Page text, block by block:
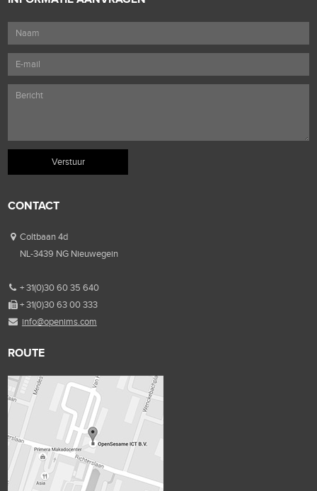
CONTACT
Coltbaan 4d
NL-3439 NG Nieuwegein
+ 31(0)30 60 35 640
+ 31(0)30 63 00 333
info@openims.com
ROUTE